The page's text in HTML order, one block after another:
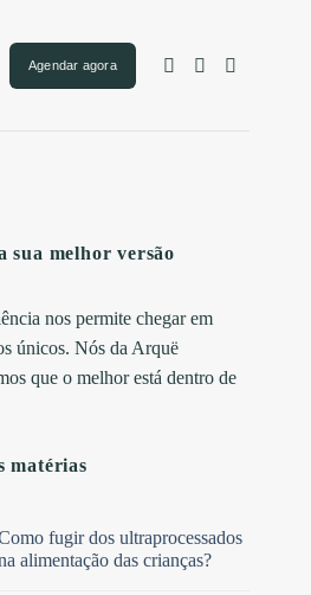
Agendar agora
sua melhor versão
nos permite chegar em
únicos. Nós da Arquë
que o melhor está dentro de
matérias
fugir dos ultraprocessados
alimentação das crianças?